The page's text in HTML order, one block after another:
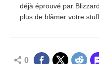
déjà éprouvé par
plus de blâmer votre
0